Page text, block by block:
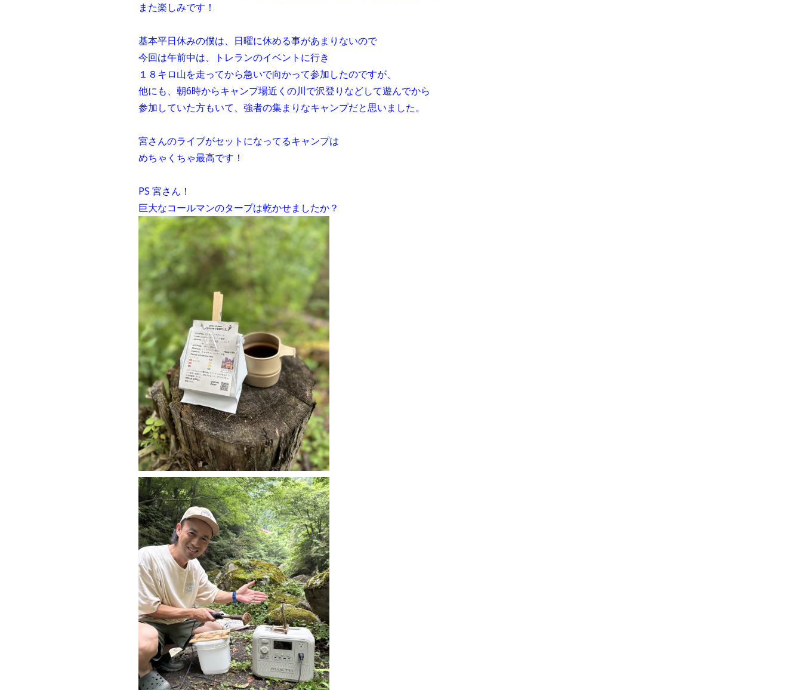
また楽しみです！
基本平日休みの僕は、日曜に休める事があまりないので
今回は午前中は、トレランのイベントに行き
１８キロ山を走ってから急いで向かって参加したのですが、
他にも、朝6時からキャンプ場近くの川で沢登りなどして遊んでから
参加していた方もいて、強者の集まりなキャンプだと思いました。
宮さんのライブがセットになってるキャンプは
めちゃくちゃ最高です！
PS 宮さん！
巨大なコールマンのタープは乾かせましたか？